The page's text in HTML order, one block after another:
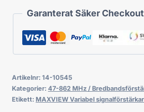
Garanterat Säker Checkout
Artikelnr: 14-10545
Kategorier: 47-862 MHz /
Etikett: MAXVIEW Variabel